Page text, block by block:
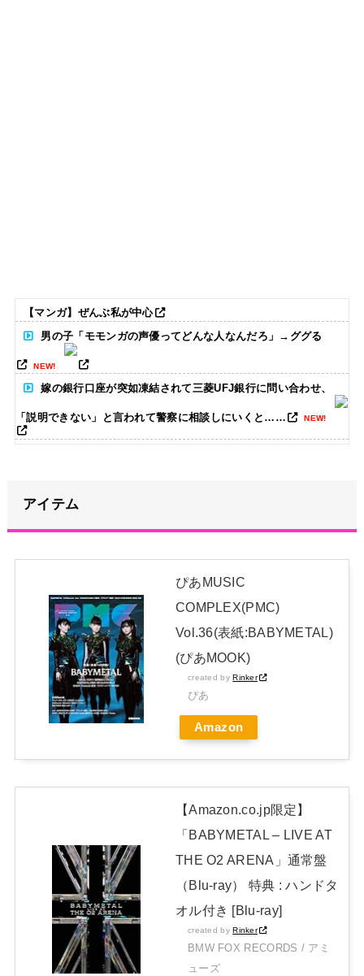
【マンガ】ぜんぶ私が中心
男の子「モモンガの声優ってどんな人なんだろ」→ググる
NEW!
嫁の銀行口座が突如凍結されて三菱UFJ銀行に問い合わせ、
「説明できない」と言われて警察に相談しにいくと…… NEW!
女芸人の吉住さん（36）メイクしたら普通に美人の部類だった
と判明ｗｗｗｗｗｗｗｗｗ NEW!
【セクシー】人気美人声優、太ももチラリｗｗｗｗｗｗｗｗｗ
ｗｗｗｗｗｗｗｗｗｗｗｗｗｗｗ
日本独自企画・限定生産盤「METAL FORTH (DELUXE
JAPAN EDITION)」着弾
【BABYMETAL】METAL FORTH DELUXE JAPAN EDITION
アイテム
ぴあMUSIC
COMPLEX(PMC)
Vol.36(表紙:BABYMETAL)
(ぴあMOOK)
created byRinker
ぴあ
Amazon
【Amazon.co.jp限定】
「BABYMETAL – LIVE AT
THE O2 ARENA」通常盤
（Blu-ray） 特典 : ハンドタ
オル付き [Blu-ray]
created byRinker
BMW FOX RECORDS / アミ
ューズ